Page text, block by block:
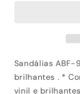
1
BLACK
1
Sandálias
brilhantes . *
vinil e